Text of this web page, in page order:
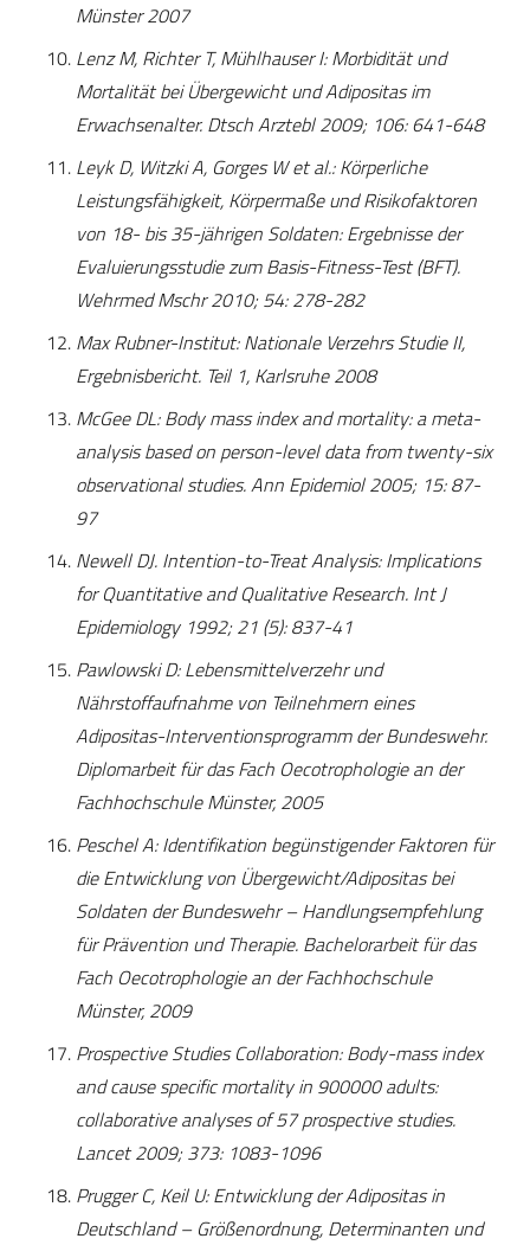
Münster 2007
Lenz M, Richter T, Mühlhauser I: Morbidität und
Mortalität bei Übergewicht und Adipositas im
Erwachsenalter. Dtsch Arztebl 2009; 106: 641-648
Leyk D, Witzki A, Gorges W et al.: Körperliche
Leistungsfähigkeit, Körpermaße und Risikofaktoren
von 18- bis 35-jährigen Soldaten: Ergebnisse der
Evaluierungsstudie zum Basis-Fitness-Test (BFT).
Wehrmed Mschr 2010; 54: 278-282
Max Rubner-Institut: Nationale Verzehrs Studie II,
Ergebnisbericht. Teil 1, Karlsruhe 2008
McGee DL: Body mass index and mortality: a meta-
analysis based on person-level data from twenty-six
observational studies. Ann Epidemiol 2005; 15: 87-
97
Newell DJ. Intention-to-Treat Analysis: Implications
for Quantitative and Qualitative Research. Int J
Epidemiology 1992; 21 (5): 837-41
Pawlowski D: Lebensmittelverzehr und
Nährstoffaufnahme von Teilnehmern eines
Adipositas-Interventionsprogramm der Bundeswehr.
Diplomarbeit für das Fach Oecotrophologie an der
Fachhochschule Münster, 2005
Peschel A: Identifikation begünstigender Faktoren für
die Entwicklung von Übergewicht/Adipositas bei
Soldaten der Bundeswehr – Handlungsempfehlung
für Prävention und Therapie. Bachelorarbeit für das
Fach Oecotrophologie an der Fachhochschule
Münster, 2009
Prospective Studies Collaboration: Body-mass index
and cause specific mortality in 900000 adults:
collaborative analyses of 57 prospective studies.
Lancet 2009; 373: 1083-1096
Prugger C, Keil U: Entwicklung der Adipositas in
Deutschland – Größenordnung, Determinanten und